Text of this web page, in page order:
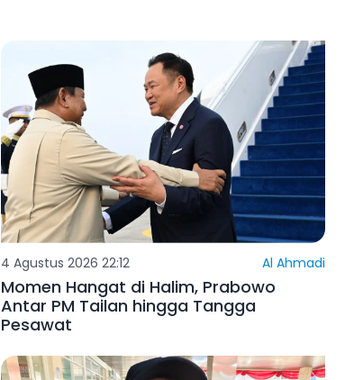
4 Agustus 2026 22:12 Al Ahmadi
Momen Hangat di Halim, Prabowo
Antar PM Tailan hingga Tangga
Pesawat